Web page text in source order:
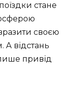
стане
своєю
А відстань
привід